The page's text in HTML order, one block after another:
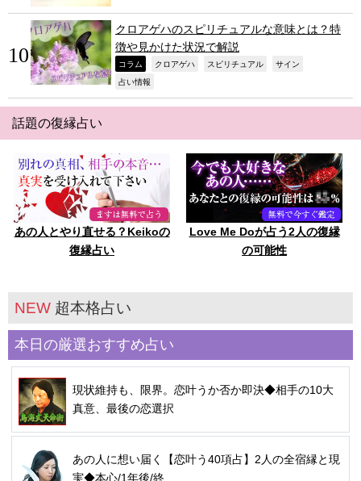
クロアゲハのスピリチュアルな意味とは？特
徴や見かけた状況で解説
コラム クロアゲハ スピリチュアル サイン
占い情報
話題の復縁占い
あの人とやり直せる？Keikoの
復縁占い
Love Me Doが占う2人の復縁
の可能性
NEW 超本格占い
本日の厳選おすすめ占い
現状維持も、限界。恋叶うか否か即決◆相手の10大
真意、最後の恋選択
あの人に想い届く【恋叶う40項占】2人の全宿縁と現
実◆本心/1年後/終